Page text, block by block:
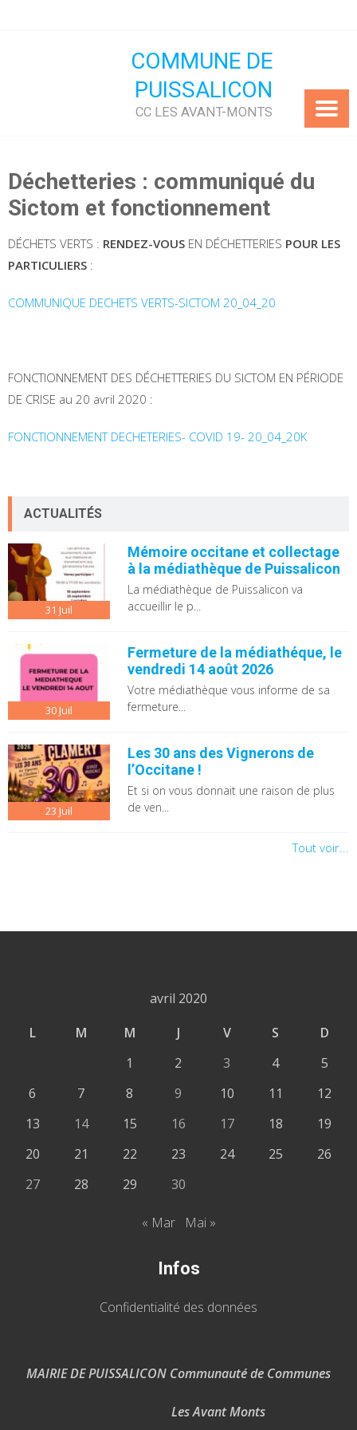
COMMUNE DE
PUISSALICON
CC LES AVANT-MONTS
Déchetteries : communiqué du
Sictom et fonctionnement
DÉCHETS VERTS : RENDEZ-VOUS EN DÉCHETTERIES POUR LES
PARTICULIERS :
COMMUNIQUE DECHETS VERTS-SICTOM 20_04_20
FONCTIONNEMENT DES DÉCHETTERIES DU SICTOM EN PÉRIODE
DE CRISE au 20 avril 2020 :
FONCTIONNEMENT DECHETERIES- COVID 19- 20_04_20K
ACTUALITÉS
31 Juil
Mémoire occitane et collectage
à la médiathèque de Puissalicon
La médiathèque de Puissalicon va
accueillir le p...
30Juil
Fermeture de la médiathéque, le
vendredi 14 août 2026
Votre médiathèque vous informe de sa
fermeture...
23 Juil
Les 30 ans des Vignerons de
l’Occitane !
Et si on vous donnait une raison de plus
de ven...
Tout voir...
avril 2020
L
M M J V S
D
1
2 3 4
5
6
7 8 9 10 11
12
13
14 15 16 17 18
19
20
21 22 23 24 25
26
27
28 29 30
« Mar Mai »
Infos
Confidentialité des données
MAIRIE DE PUISSALICON Communauté de Communes
Les Avant Monts